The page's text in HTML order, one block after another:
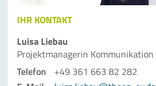
IHR KONTAKT
Luisa Liebau
Projektmanagerin Kommunikation
Telefon
+49 361 663 82 282